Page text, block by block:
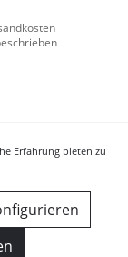
Erfahrung bieten zu